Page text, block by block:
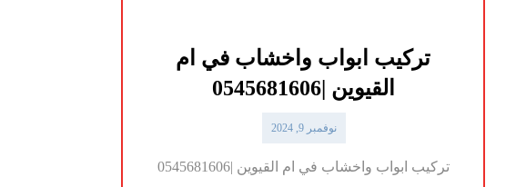
تركيب ابواب واخشاب في ام
القيوين |0545681606
نوفمبر 9, 2024
تركيب ابواب واخشاب في ام القيوين |0545681606